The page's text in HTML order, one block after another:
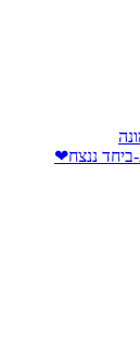
ביחד ננצח❤